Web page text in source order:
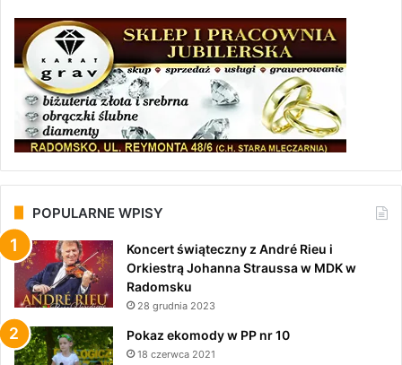
POPULARNE WPISY
Koncert świąteczny z André Rieu i
Orkiestrą Johanna Straussa w MDK w
Radomsku
28 grudnia 2023
Pokaz ekomody w PP nr 10
18 czerwca 2021